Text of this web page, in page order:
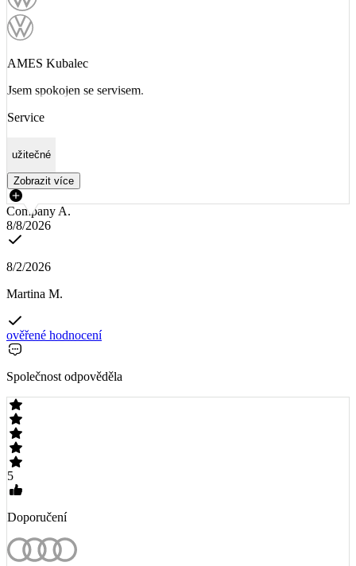
AMES Kubalec
Jsem spokojen se servisem.
Service
užitečné
Zobrazit více
Company A.
8/8/2026
8/2/2026
Martina M.
ověřené hodnocení
Společnost odpověděla
5
Doporučení